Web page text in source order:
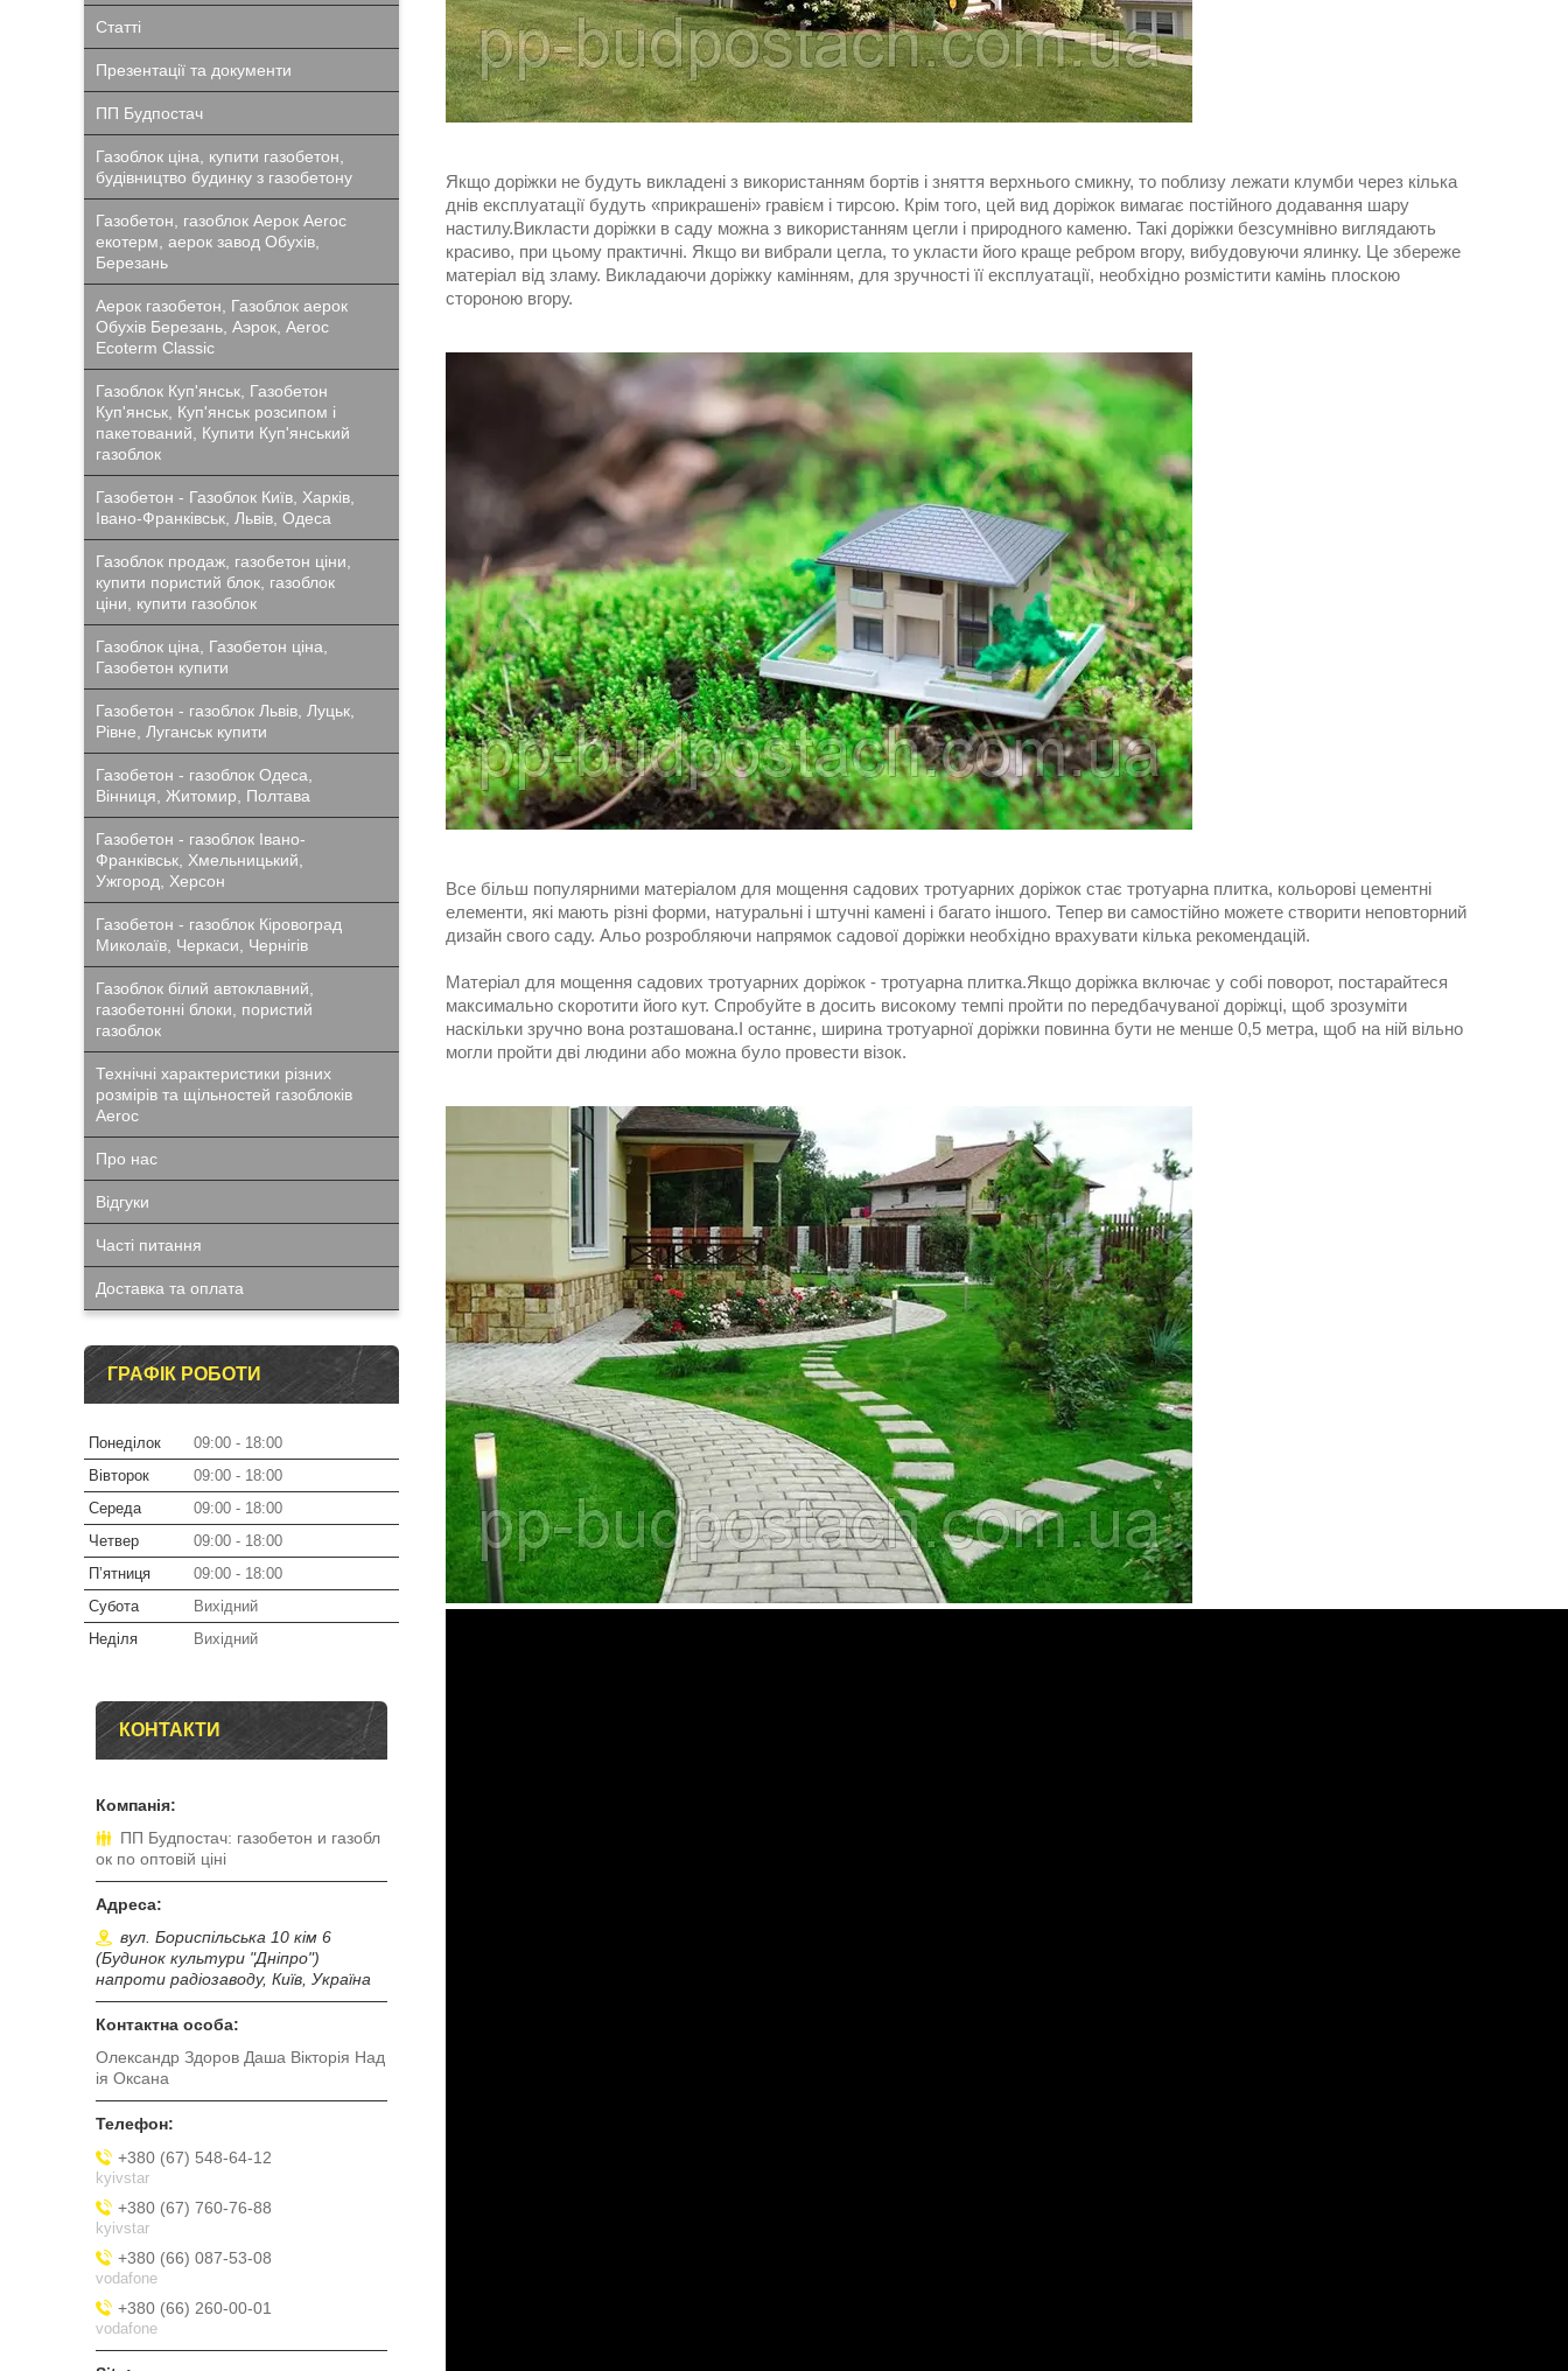
Якщо доріжки не будуть викладені з використанням бортів і зняття верхнього смикну, то поблизу лежати клумби через кілька
днів експлуатації будуть «прикрашені» гравієм і тирсою. Крім того, цей вид доріжок вимагає постійного додавання шару
настилу.Викласти доріжки в саду можна з використанням цегли і природного каменю. Такі доріжки безсумнівно виглядають
красиво, при цьому практичні. Якщо ви вибрали цегла, то укласти його краще ребром вгору, вибудовуючи ялинку. Це збереже
матеріал від зламу. Викладаючи доріжку камінням, для зручності її експлуатації, необхідно розмістити камінь плоскою
стороною вгору.
Все більш популярними матеріалом для мощення садових тротуарних доріжок стає тротуарна плитка, кольорові цементні
елементи, які мають різні форми, натуральні і штучні камені і багато іншого. Тепер ви самостійно можете створити неповторний
дизайн свого саду. Альо розробляючи напрямок садової доріжки необхідно врахувати кілька рекомендацій.
Матеріал для мощення садових тротуарних доріжок - тротуарна плитка.Якщо доріжка включає у собі поворот, постарайтеся
максимально скоротити його кут. Спробуйте в досить високому темпі пройти по передбачуваної доріжці, щоб зрозуміти
наскільки зручно вона розташована.І останнє, ширина тротуарної доріжки повинна бути не менше 0,5 метра, щоб на ній вільно
могли пройти дві людини або можна було провести візок.
Статті
Презентації та документи
ПП Будпостач
Газоблок ціна, купити газобетон,
будівництво будинку з газобетону
Газобетон, газоблок Аерок Aeroc
екотерм, аерок завод Обухів,
Березань
Аерок газобетон, Газоблок аерок
Обухів Березань, Аэрок, Aeroc
Ecoterm Classic
Газоблок Куп'янськ, Газобетон
Куп'янськ, Куп'янськ розсипом і
пакетований, Купити Куп'янський
газоблок
Газобетон - Газоблок Київ, Харків,
Івано-Франківськ, Львів, Одеса
Газоблок продаж, газобетон ціни,
купити пористий блок, газоблок
ціни, купити газоблок
Газоблок ціна, Газобетон ціна,
Газобетон купити
Газобетон - газоблок Львів, Луцьк,
Рівне, Луганськ купити
Газобетон - газоблок Одеса,
Вінниця, Житомир, Полтава
Газобетон - газоблок Івано-
Франківськ, Хмельницький,
Ужгород, Херсон
Газобетон - газоблок Кіровоград
Миколаїв, Черкаси, Чернігів
Газоблок білий автоклавний,
газобетонні блоки, пористий
газоблок
Технічні характеристики різних
розмірів та щільностей газоблоків
Aeroc
Про нас
Відгуки
Часті питання
Доставка та оплата
ГРАФІК РОБОТИ
Понеділок 09:00
18:00
Вівторок
09:00
18:00
Середа
09:00
18:00
Четвер
09:00
18:00
Пʼятниця
09:00
18:00
Субота
Вихідний
Неділя
Вихідний
КОНТАКТИ
ПП Будпостач: газобетон и газобл
ок по оптовій ціні
вул. Бориспільська 10 кім 6
(Будинок культури "Дніпро")
напроти радіозаводу, Київ, Україна
Олександр Здоров Даша Вікторія Над
ія Оксана
+380 (67) 548-64-12
kyivstar
+380 (67) 760-76-88
kyivstar
+380 (66) 087-53-08
vodafone
+380 (66) 260-00-01
vodafone